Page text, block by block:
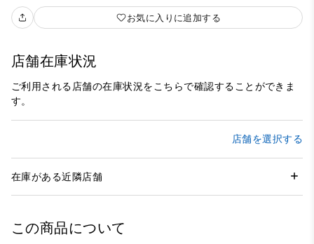
お気に入りに追加する
店舗在庫状況
ご利用される店舗の在庫状況をこちらで確認することができま
す。
店舗を選択する
在庫がある近隣店舗
この商品について